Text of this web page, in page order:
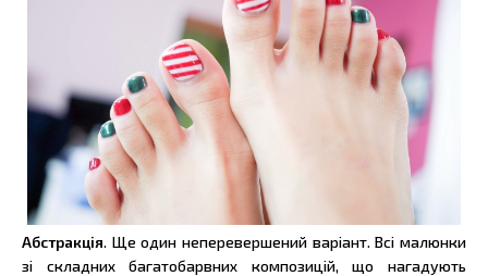
Абстракція. Ще один неперевершений варіант. Всі малюнки
зі складних багатобарвних композицій, що нагадують